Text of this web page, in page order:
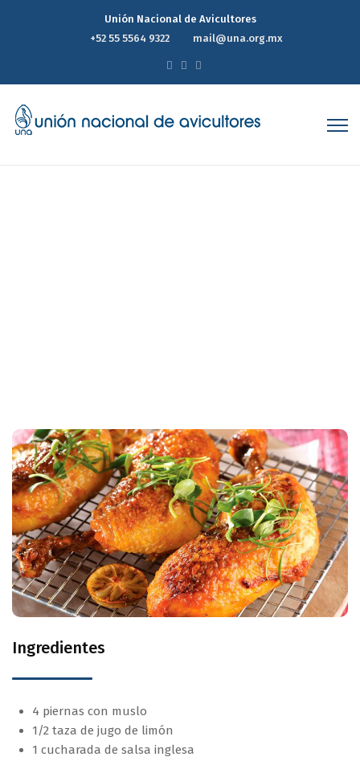
Unión Nacional de Avicultores
+52 55 5564 9322
mail@una.org.mx
Ingredientes
4 piernas con muslo
1/2 taza de jugo de limón
1 cucharada de salsa inglesa